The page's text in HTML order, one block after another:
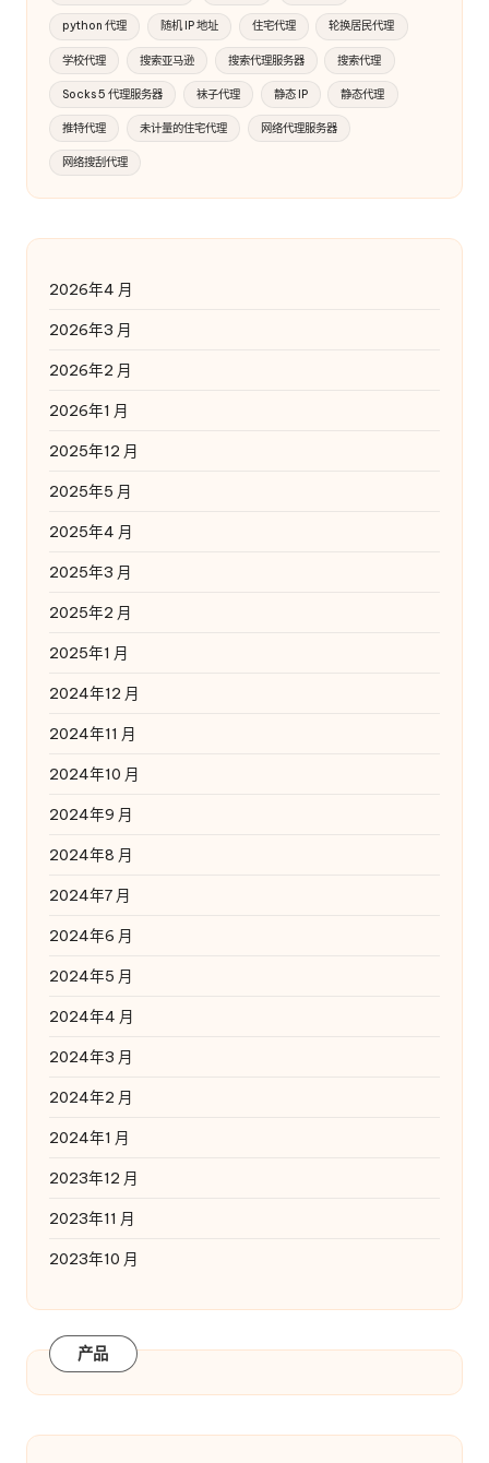
python 代理 随机 IP 地址 住宅代理 轮换居民代理
学校代理 搜索亚马逊 搜索代理服务器 搜索代理
Socks 5 代理服务器 袜子代理 静态 IP 静态代理
推特代理 未计量的住宅代理 网络代理服务器
网络搜刮代理
2026年4 月
2026年3 月
2026年2 月
2026年1 月
2025年12 月
2025年5 月
2025年4 月
2025年3 月
2025年2 月
2025年1 月
2024年12 月
2024年11 月
2024年10 月
2024年9 月
2024年8 月
2024年7 月
2024年6 月
2024年5 月
2024年4 月
2024年3 月
2024年2 月
2024年1 月
2023年12 月
2023年11 月
2023年10 月
产品